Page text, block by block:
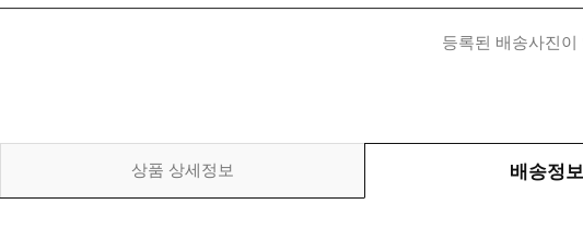
등록된 배송사진이
상품 상세정보 배송정보